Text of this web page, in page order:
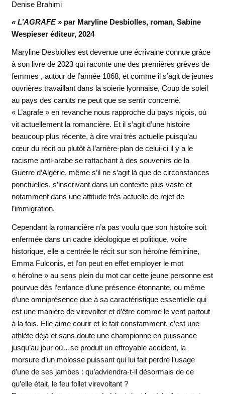
Denise Brahimi
« L’AGRAFE »par Maryline Desbiolles, roman, Sabine
Wespieser éditeur, 2024
Maryline Desbiolles est devenue une écrivaine connue grâce
à son livre de 2023 qui raconte une des premières grèves de
femmes , autour de l’année 1868, et comme il s’agit de jeunes
ouvrières travaillant dans la soierie lyonnaise, Coup de soleil
au pays des canuts ne peut que se sentir concerné.
« L’agrafe » en revanche nous rapproche du pays niçois, où
vit actuellement la romancière. Et il s’agit d’une histoire
beaucoup plus récente, à dire vrai très actuelle puisqu’au
cœur du récit ou plutôt à l’arrière-plan de celui-ci il y a le
racisme anti-arabe se rattachant à des souvenirs de la
Guerre d’Algérie, même s’il ne s’agit là que de circonstances
ponctuelles, s’inscrivant dans un contexte plus vaste et
notamment dans une attitude très actuelle de rejet de
l’immigration.
Cependant la romancière n’a pas voulu que son histoire soit
enfermée dans un cadre idéologique et politique, voire
historique, elle a centrée le récit sur son héroïne féminine,
Emma Fulconis, et l’on peut en effet employer le mot
« héroïne » au sens plein du mot car cette jeune personne est
pourvue dès l’enfance d’une présence étonnante, ou même
d’une omniprésence due à sa caractéristique essentielle qui
est une manière de virevolter et d’être comme le vent partout
à la fois. Elle aime courir et le fait constamment, c’est une
athlète déjà et sans doute une championne en puissance
jusqu’au jour où…se produit un effroyable accident, la
morsure d’un molosse puissant qui lui fait perdre l’usage
d’une de ses jambes : qu’adviendra-t-il désormais de ce
qu’elle était, le feu follet virevoltant ?